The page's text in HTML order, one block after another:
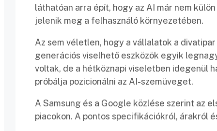
láthatóan arra épít, hogy az AI már nem
jelenik meg a felhasználó környezetében.
Az sem véletlen, hogy a vállalatok a
generációs viselhető eszközök egyik
voltak, de a hétköznapi viseletben idegenül
próbálja pozicionálni az AI-szemüveget.
A Samsung és a Google közlése szerint az
piacokon. A pontos specifikációkról, árakról